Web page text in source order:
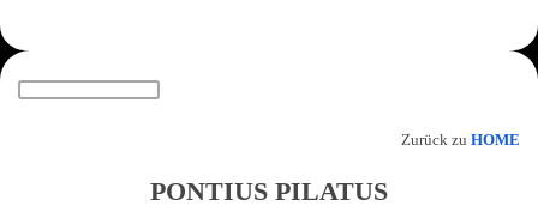
Zurück zu HOME
PONTIUS PILATUS